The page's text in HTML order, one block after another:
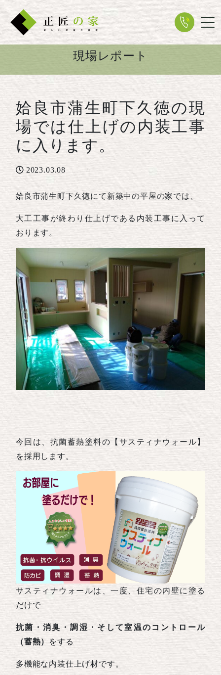
現場レポート
姶良市蒲生町下久徳の現
場では仕上げの内装工事
に入ります。
2023.03.08
姶良市蒲生町下久徳にて新築中の平屋の家では、
大工工事が終わり仕上げである内装工事に入って
おります。
今回は、抗菌蓄熱塗料の【サスティナウォール】
を採用します。
サスティナウォールは、一度、住宅の内壁に塗る
だけで
抗菌・消臭・調湿・そして室温のコントロール
（蓄熱） をする
多機能な内装仕上げ材です。